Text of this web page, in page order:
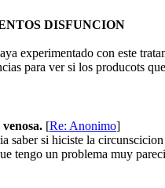
DISFUNCION
experimentado con este
para ver si los producots
[Re: Anonimo]
saber si hiciste la
tengo un problema muy